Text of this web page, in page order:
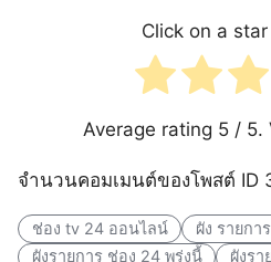
Click on a
Average rating 5 / 5.
จำนวนคอมเมนต์ของโพสต์ ID
ช่อง tv 24 ออนไลน์
ผัง รายกา
ผังรายการ ช่อง 24 พรุ่งนี้
ผังรา